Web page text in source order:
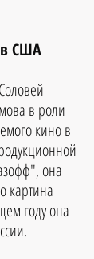
США
в роли
кино в
она
картина
году она